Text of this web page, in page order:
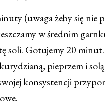
(uwaga żeby się nie
w średnim
soli. Gotujemy 20
pieprzem i
konsystencji